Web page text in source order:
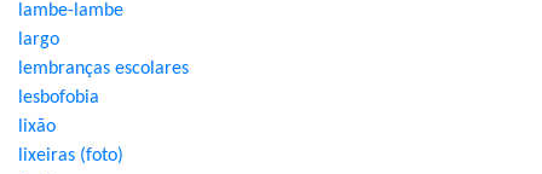
lambe-lambe
largo
lembranças escolares
lesbofobia
lixão
lixeiras (foto)